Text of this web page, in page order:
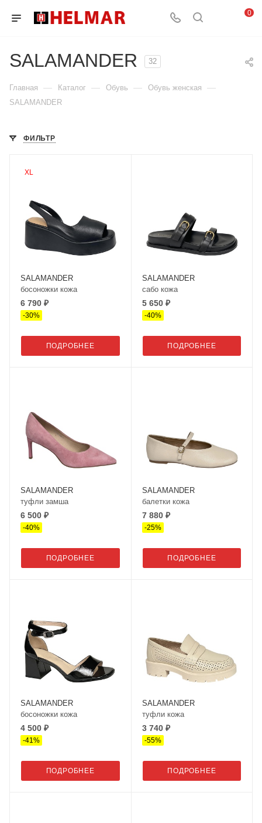
0
SALAMANDER 32
Главная — Каталог — Обувь — Обувь женская —
SALAMANDER
ФИЛЬТР
XL
SALAMANDER
босоножки кожа
6 790 ₽
-30%
ПОДРОБНЕЕ
SALAMANDER
сабо кожа
5 650 ₽
-40%
ПОДРОБНЕЕ
SALAMANDER
туфли замша
6 500 ₽
-40%
ПОДРОБНЕЕ
SALAMANDER
балетки кожа
7 880 ₽
-25%
ПОДРОБНЕЕ
SALAMANDER
босоножки кожа
4 500 ₽
-41 %
ПОДРОБНЕЕ
SALAMANDER
туфли кожа
3 740 ₽
-55%
ПОДРОБНЕЕ